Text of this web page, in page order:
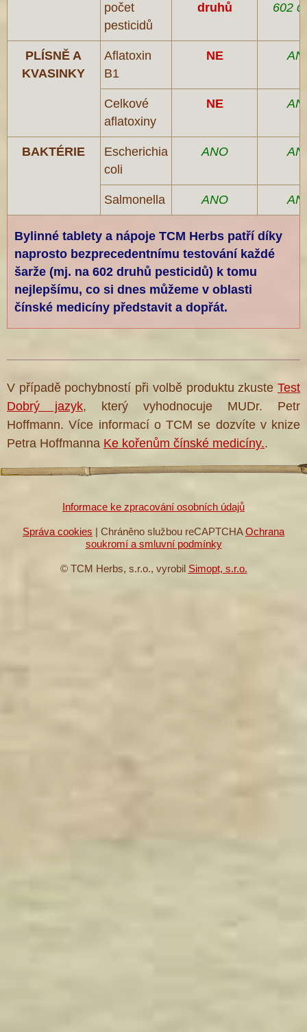
počet
pesticidů
druhů
602
PLÍSNĚ A
KVASINKY
Aflatoxin
B1
NE
Celkové
aflatoxiny
NE
BAKTÉRIE
Escherichia
coli
ANO
Salmonella ANO
Bylinné tablety a nápoje TCM Herbs patří díky
naprosto bezprecedentnímu testování každé
šarže (mj. na 602 druhů pesticidů) k tomu
nejlepšímu, co si dnes můžeme v oblasti
čínské medicíny představit a dopřát.
V případě pochybností při volbě produktu zkuste Test
Dobrý jazyk, který vyhodnocuje MUDr. Petr
Hoffmann. Více informací o TCM se dozvíte v knize
Petra Hoffmanna Ke kořenům čínské medicíny..
Informace ke zpracování osobních údajů
Správa cookies | Chráněno službou reCAPTCHAOchrana
soukromí a smluvní podmínky
© TCM Herbs, s.r.o., vyrobil Simopt, s.r.o.